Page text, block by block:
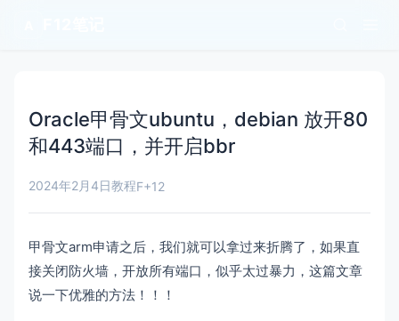
Oracle甲骨文ubuntu，debian 放开80
和443端口，并开启bbr
2024年2月4日教程F+12
甲骨文arm申请之后，我们就可以拿过来折腾了，如果直
接关闭防火墙，开放所有端口，似乎太过暴力，这篇文章
说一下优雅的方法！！！